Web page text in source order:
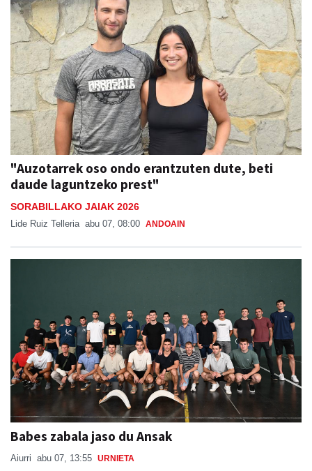
"Auzotarrek oso ondo erantzuten dute, beti
daude laguntzeko prest"
SORABILLAKO JAIAK 2026
Lide Ruiz Telleria abu 07, 08:00
Babes zabala jaso du Ansak